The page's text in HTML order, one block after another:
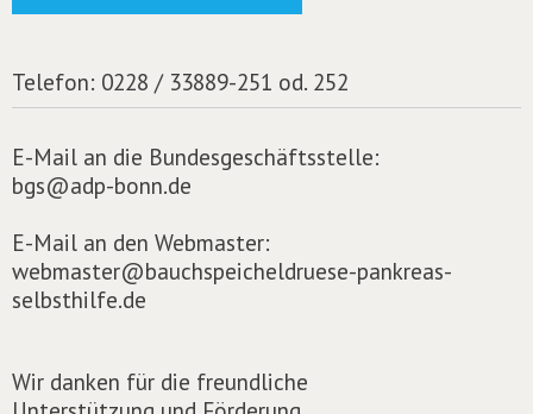
Telefon: 0228 / 33889-251 od. 252
E-Mail an die Bundesgeschäftsstelle:
bgs@adp-bonn.de
E-Mail an den Webmaster:
webmaster@bauchspeicheldruese-pankreas-
selbsthilfe.de
Wir danken für die freundliche